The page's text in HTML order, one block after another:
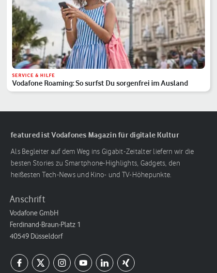
SERVICE & HILFE
Vodafone Roaming: So surfst Du sorgenfrei im Ausland
featured ist Vodafones Magazin für digitale Kultur
Als Begleiter auf dem Weg ins Gigabit-Zeitalter liefern wir die
besten Stories zu Smartphone-Highlights, Gadgets, den
heißesten Tech-News und Kino- und TV-Höhepunkte.
Anschrift
Vodafone GmbH
Ferdinand-Braun-Platz 1
40549 Düsseldorf